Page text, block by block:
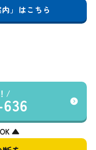
」はこちら
▲